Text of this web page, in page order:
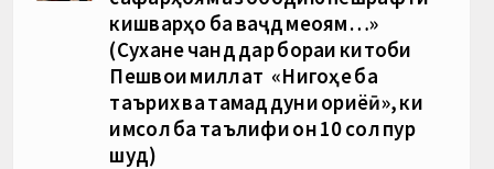
кишварҳо ба ваҷд меоям…»
(Сухане чанд дар бораи китоби
Пешвои миллат «Нигоҳе ба
таърих ва тамаддуни ориёӣ», ки
имсол ба таълифи он 10 сол пур
шуд)